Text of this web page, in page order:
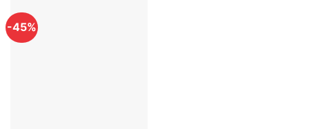
-45%